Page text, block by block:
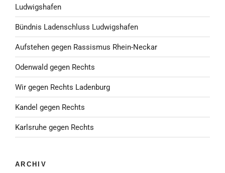
Ludwigshafen
Bündnis Ladenschluss Ludwigshafen
Aufstehen gegen Rassismus Rhein-Neckar
Odenwald gegen Rechts
Wir gegen Rechts Ladenburg
Kandel gegen Rechts
Karlsruhe gegen Rechts
ARCHIV